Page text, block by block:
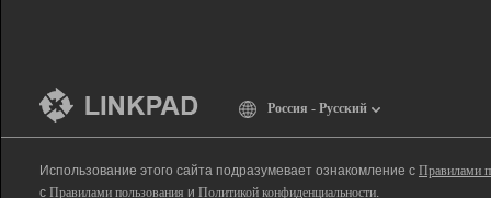
Россия - Русский
Использование этого сайта подразумевает ознакомление с Правилами
с Правилами пользования и Политикой конфиденциальности.